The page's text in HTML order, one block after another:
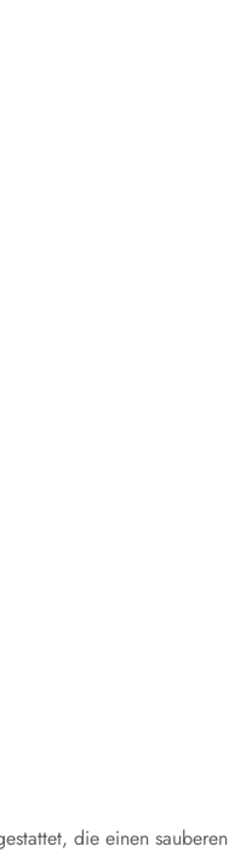
die einen sauberen